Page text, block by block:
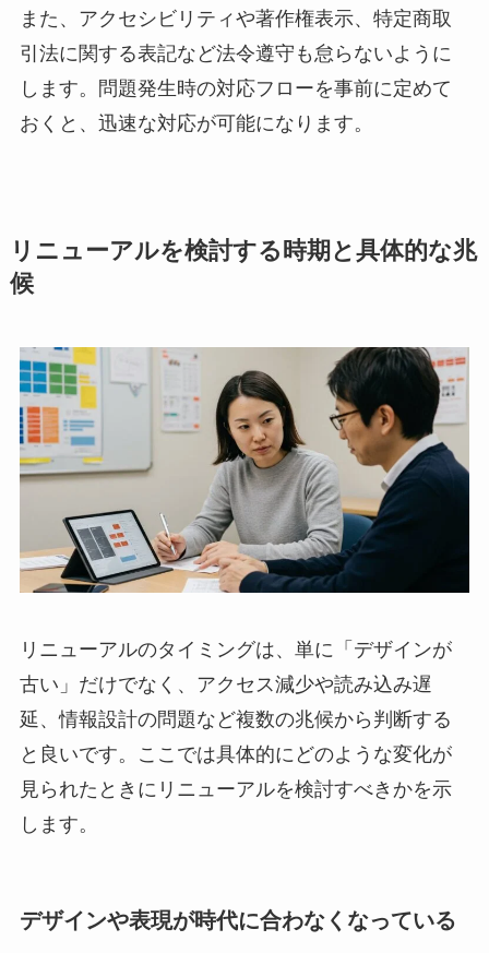
また、アクセシビリティや著作権表示、特定商取
引法に関する表記など法令遵守も怠らないように
します。問題発生時の対応フローを事前に定めて
おくと、迅速な対応が可能になります。
リニューアルを検討する時期と具体的な兆
候
リニューアルのタイミングは、単に「デザインが
古い」だけでなく、アクセス減少や読み込み遅
延、情報設計の問題など複数の兆候から判断する
と良いです。ここでは具体的にどのような変化が
見られたときにリニューアルを検討すべきかを示
します。
デザインや表現が時代に合わなくなっている